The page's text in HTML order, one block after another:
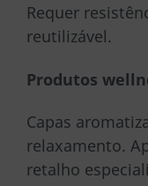
Requer
reutilizável.
Produtos
Capas
relaxamento.
retalho